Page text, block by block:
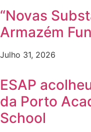
“Novas
Armazém
Julho 31, 2026
ESAP
da Porto
School